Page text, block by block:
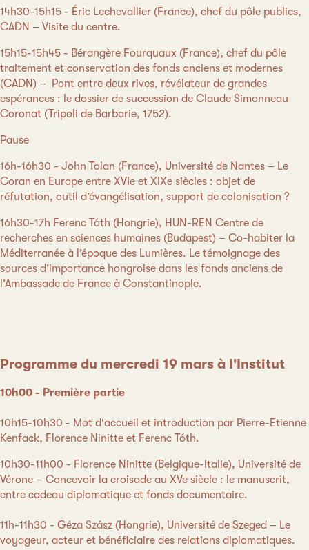
14h30-15h15 - Éric Lechevallier (France), chef du pôle publics,
CADN – Visite du centre.
15h15-15h45 - Bérangère Fourquaux (France), chef du pôle
traitement et conservation des fonds anciens et modernes
(CADN) – Pont entre deux rives, révélateur de grandes
espérances : le dossier de succession de Claude Simonneau
Coronat (Tripoli de Barbarie, 1752).
Pause
16h-16h30 - John Tolan (France), Université de Nantes – Le
Coran en Europe entre XVIe et XIXe siècles : objet de
réfutation, outil d’évangélisation, support de colonisation ?
16h30-17h Ferenc Tóth (Hongrie), HUN-REN Centre de
recherches en sciences humaines (Budapest) – Co-habiter la
Méditerranée à l’époque des Lumières. Le témoignage des
sources d’importance hongroise dans les fonds anciens de
l’Ambassade de France à Constantinople.
Programme du mercredi 19 mars à l'Institut
10h00 - Première partie
10h15-10h30 - Mot d'accueil et introduction par Pierre-Etienne
Kenfack, Florence Ninitte et Ferenc Tóth.
10h30-11h00 - Florence Ninitte (Belgique-Italie), Université de
Vérone – Concevoir la croisade au XVe siècle : le manuscrit,
entre cadeau diplomatique et fonds documentaire.
11h-11h30 - Géza Szász (Hongrie), Université de Szeged – Le
voyageur, acteur et bénéficiaire des relations diplomatiques.